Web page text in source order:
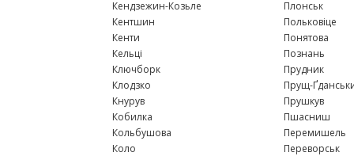
Кендзежин-Козьле
Кентшин
Кенти
Кельці
Ключборк
Клодзко
Кнурув
Кобилка
Кольбушова
Коло
Плонськ
Польковіце
Понятова
Познань
Прудник
Прущ-
Прушкув
Пшасниш
Перемишель
Переворськ